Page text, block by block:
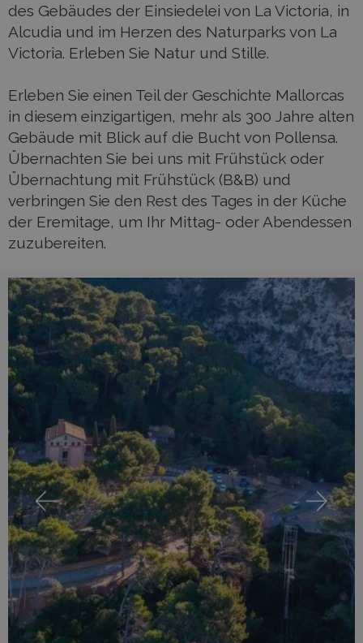
des Gebäudes der Einsiedelei von La Victoria, in
Alcudia und im Herzen des Naturparks von La
Victoria. Erleben Sie Natur und Stille.
Erleben Sie einen Teil der Geschichte Mallorcas
in diesem einzigartigen, mehr als 300 Jahre alten
Gebäude mit Blick auf die Bucht von Pollensa.
Übernachten Sie bei uns mit Frühstück oder
Übernachtung mit Frühstück (B&B) und
verbringen Sie den Rest des Tages in der Küche
der Eremitage, um Ihr Mittag- oder Abendessen
zuzubereiten.